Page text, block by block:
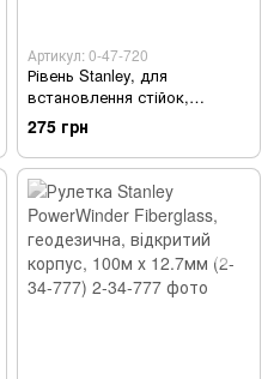
Артикул: 0-47-720
Рівень Stanley, для
встановлення стійок,
пластик, 3 капсули, магнітний
(0-47-720)
275 грн